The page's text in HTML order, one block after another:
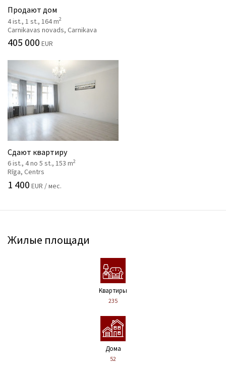
Продают дом
4 ist., 1 st., 164 m2
Carnikavas novads, Carnikava
405 000 EUR
Сдают квартиру
6 ist., 4 no 5 st., 153 m2
Rīga, Centrs
1 400 EUR / мес.
Жилые площади
Kвартиры
235
Дома
52